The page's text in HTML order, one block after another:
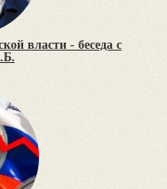
власти - беседа с